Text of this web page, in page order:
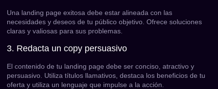
Una landing page exitosa debe estar alineada con las
necesidades y deseos de tu público objetivo. Ofrece soluciones
claras y valiosas para sus problemas.
3. Redacta un copy persuasivo
El contenido de tu landing page debe ser conciso, atractivo y
persuasivo. Utiliza títulos llamativos, destaca los beneficios de tu
oferta y utiliza un lenguaje que impulse a la acción.